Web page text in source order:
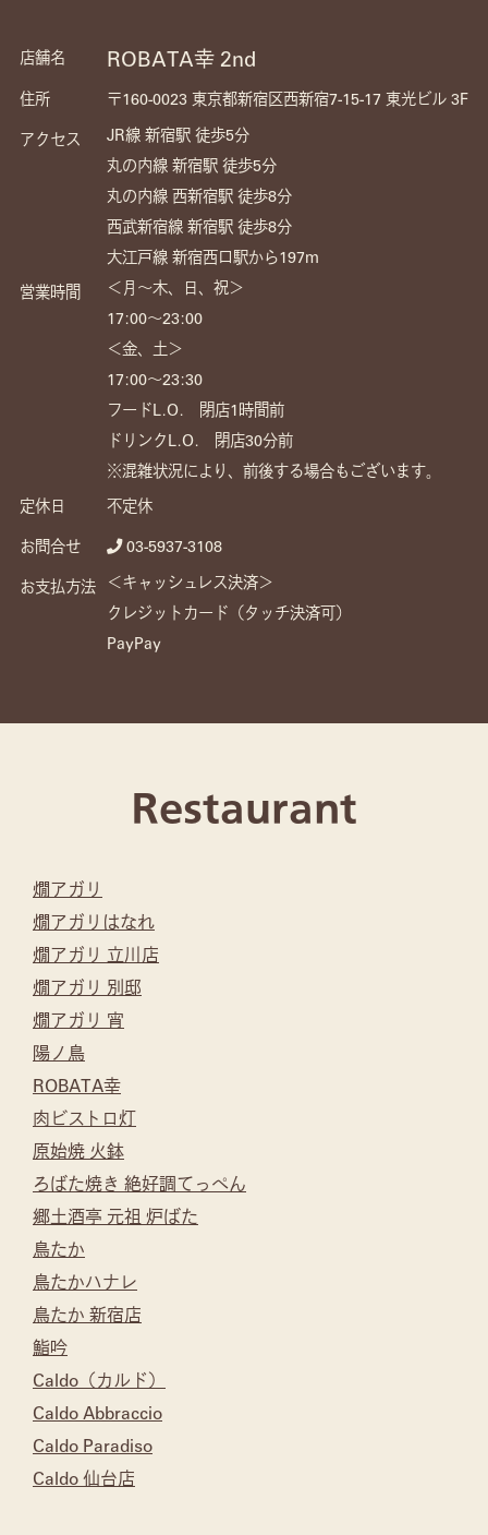
店舗名 ROBATA幸 2nd
住所 〒160-0023 東京都新宿区西新宿7-15-17 東光ビル 3F
アクセス
JR線 新宿駅 徒歩5分
丸の内線 新宿駅 徒歩5分
丸の内線 西新宿駅 徒歩8分
西武新宿線 新宿駅 徒歩8分
大江戸線 新宿西口駅から197m
営業時間
＜月～木、日、祝＞
17:00〜23:00
＜金、土＞
17:00〜23:30
フードL.O. 閉店1時間前
ドリンクL.O. 閉店30分前
※混雑状況により、前後する場合もございます。
定休日
不定休
お問合せ 03-5937-3108
お支払方法
＜キャッシュレス決済＞
クレジットカード（タッチ決済可）
PayPay
Restaurant
燗アガリ
燗アガリはなれ
燗アガリ 立川店
燗アガリ 別邸
燗アガリ 宵
陽ノ鳥
ROBATA幸
肉ビストロ灯
原始焼 火鉢
ろばた焼き 絶好調てっぺん
郷土酒亭 元祖 炉ばた
鳥たか
鳥たかハナレ
鳥たか 新宿店
鮨吟
Caldo（カルド）
Caldo Abbraccio
Caldo Paradiso
Caldo 仙台店